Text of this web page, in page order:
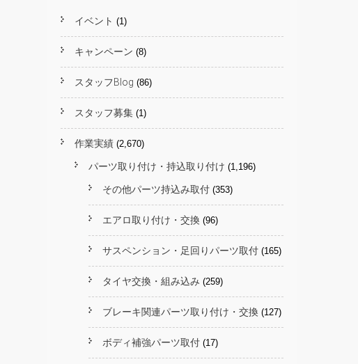
イベント (1)
キャンペーン (8)
スタッフBlog (86)
スタッフ募集 (1)
作業実績 (2,670)
パーツ取り付け・持込取り付け (1,196)
その他パーツ持込み取付 (353)
エアロ取り付け・交換 (96)
サスペンション・足回りパーツ取付 (165)
タイヤ交換・組み込み (259)
ブレーキ関連パーツ取り付け・交換 (127)
ボディ補強パーツ取付 (17)